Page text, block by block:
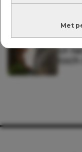
Met
of